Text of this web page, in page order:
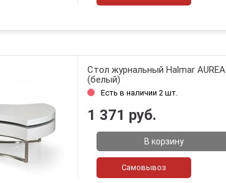
Стол журнальный Halmar AUREA
(белый)
Есть в наличии 2 шт.
1 371 руб.
В корзину
Самовывоз